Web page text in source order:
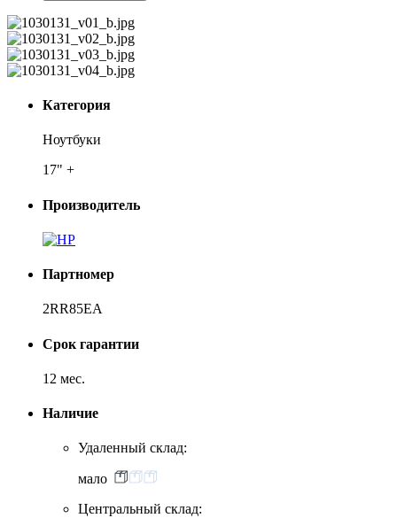
Категория
Ноутбуки
17" +
Производитель
Партномер
2RR85EA
Срок гарантии
12 мес.
Наличие
Удаленный склад:
мало
Центральный склад: